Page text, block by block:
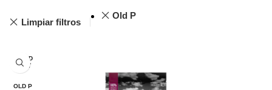
Limpiar filtros
Old P
SOLD
OUT
OLD P